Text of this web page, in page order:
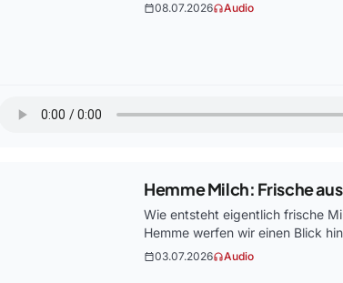
calendar_today08.07.2026headphonesAudio
Hemme Milch: Frische
Wie entsteht eigentlich frische
Hemme werfen wir einen Blick
calendar_today03.07.2026headphonesAudio